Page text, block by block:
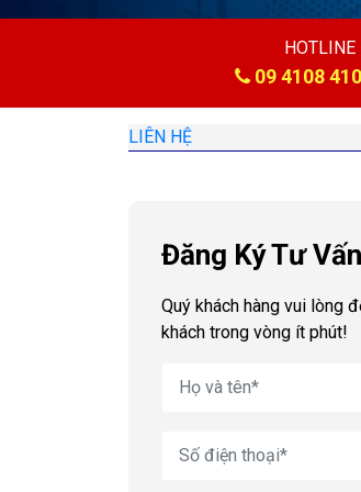
HOTLINE
09 4108
LIÊN HỆ
Đăng Ký Tư Vấn
Quý khách hàng vui lòng
khách trong vòng ít phút!